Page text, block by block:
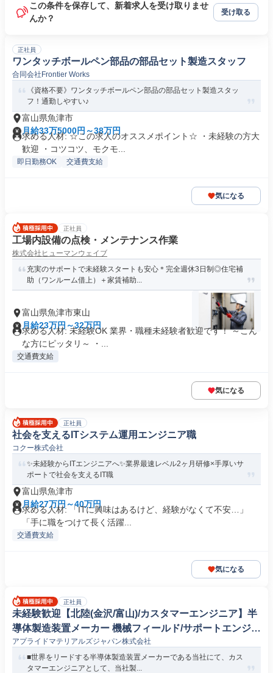
この条件を保存して、新着求人を受け取りませ
んか？
受け取る
正社員
ワンタッチボールペン部品の部品セット製造スタッフ
合同会社Frontier Works
《資格不要》ワンタッチボールペン部品の部品セット製造スタッ
フ！通勤しやすい♪
富山県魚津市
月給33万5000円～38万円
求める人材: ☆この求人のオススメポイント☆ ・未経験の方大
歓迎 ・コツコツ、モクモ...
即日勤務OK 交通費支給
気になる
正社員
工場内設備の点検・メンテナンス作業
株式会社ヒューマンウェイブ
充実のサポートで未経験スタートも安心＊完全週休3日制◎住宅補
助（ワンルーム借上）＋家賃補助...
富山県魚津市東山
月給23万円～32万円
求める人材: 未経験OK 業界・職種未経験者歓迎です！ ～こん
な方にピッタリ～ ・...
交通費支給
気になる
正社員
社会を支えるITシステム運用エンジニア職
コクー株式会社
✨未経験からITエンジニアへ✨業界最速レベル2ヶ月研修×手厚いサ
ポートで社会を支えるIT職
富山県魚津市
月給27万円～40万円
求める人材: 「ITに興味はあるけど、経験がなくて不安…」
「手に職をつけて長く活躍...
交通費支給
気になる
正社員
未経験歓迎【北陸(金沢/富山)/カスタマーエンジニア】半
導体製造装置メーカー 機械フィールド/サポートエンジニ
ア
アプライドマテリアルズジャパン株式会社
■世界をリードする半導体製造装置メーカーである当社にて、カス
タマーエンジニアとして、当社製...